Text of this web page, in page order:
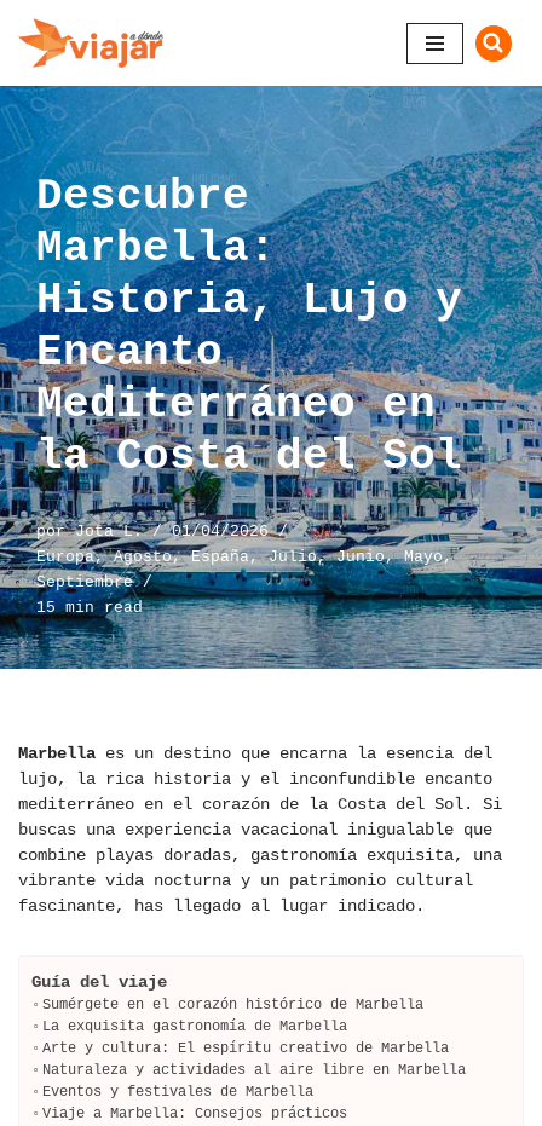
Saltar
al
contenido
Descubre
Marbella:
Historia, Lujo y
Encanto
Mediterráneo en
la Costa del Sol
porJota L.
01/04/2026
Europa,Agosto,España,Julio,Junio,Mayo,
Septiembre
15 min read
Marbella es un destino que encarna la esencia del
lujo, la rica historia y el inconfundible encanto
mediterráneo en el corazón de la Costa del Sol. Si
buscas una experiencia vacacional inigualable que
combine playas doradas, gastronomía exquisita, una
vibrante vida nocturna y un patrimonio cultural
fascinante, has llegado al lugar indicado.
Guía del viaje
Sumérgete en el corazón histórico de Marbella
La exquisita gastronomía de Marbella
Arte y cultura: El espíritu creativo de Marbella
Naturaleza y actividades al aire libre en Marbella
Eventos y festivales de Marbella
Viaje a Marbella: Consejos prácticos